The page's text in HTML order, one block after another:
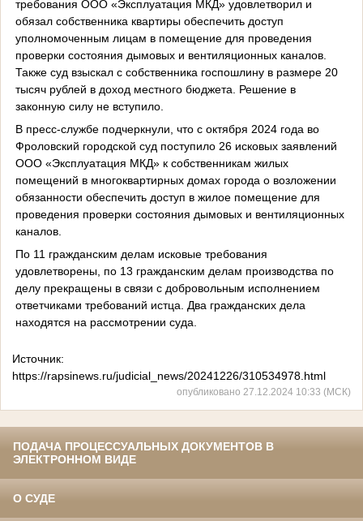
требования ООО «Эксплуатация МКД» удовлетворил и
обязал собственника квартиры обеспечить доступ
уполномоченным лицам в помещение для проведения
проверки состояния дымовых и вентиляционных каналов.
Также суд взыскал с собственника госпошлину в размере 20
тысяч рублей в доход местного бюджета. Решение в
законную силу не вступило.
В пресс-службе подчеркнули, что с октября 2024 года во
Фроловский городской суд поступило 26 исковых заявлений
ООО «Эксплуатация МКД» к собственникам жилых
помещений в многоквартирных домах города о возложении
обязанности обеспечить доступ в жилое помещение для
проведения проверки состояния дымовых и вентиляционных
каналов.
По 11 гражданским делам исковые требования
удовлетворены, по 13 гражданским делам производства по
делу прекращены в связи с добровольным исполнением
ответчиками требований истца. Два гражданских дела
находятся на рассмотрении суда.
Источник:
https://rapsinews.ru/judicial_news/20241226/310534978.html
опубликовано 27.12.2024 10:33 (МСК)
ПОДАЧА ПРОЦЕССУАЛЬНЫХ ДОКУМЕНТОВ В
ЭЛЕКТРОННОМ ВИДЕ
О СУДЕ